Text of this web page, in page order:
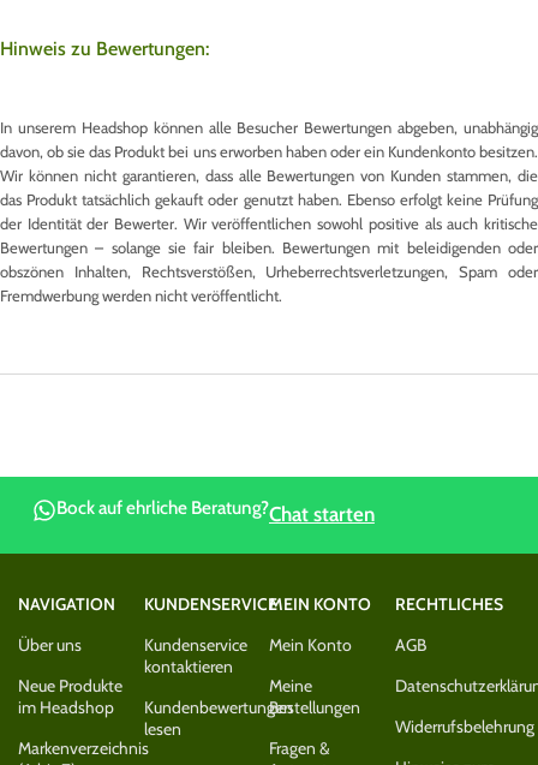
Hinweis zu Bewertungen:
In unserem Headshop können alle Besucher Bewertungen abgeben, unabhängig
davon, ob sie das Produkt bei uns erworben haben oder ein Kundenkonto besitzen.
Wir können nicht garantieren, dass alle Bewertungen von Kunden stammen, die
das Produkt tatsächlich gekauft oder genutzt haben. Ebenso erfolgt keine Prüfung
der Identität der Bewerter. Wir veröffentlichen sowohl positive als auch kritische
Bewertungen – solange sie fair bleiben. Bewertungen mit beleidigenden oder
obszönen Inhalten, Rechtsverstößen, Urheberrechtsverletzungen, Spam oder
Fremdwerbung werden nicht veröffentlicht.
Bock auf ehrliche Beratung?Chat starten
NAVIGATION
Über uns
Neue Produkte
im Headshop
Markenverzeichnis
KUNDENSERVICE
Kundenservice
kontaktieren
Kundenbewertungen
lesen
MEIN KONTO
Mein Konto
Meine
Bestellungen
Fragen &
RECHTLICHES
AGB
Widerrufsbelehrung